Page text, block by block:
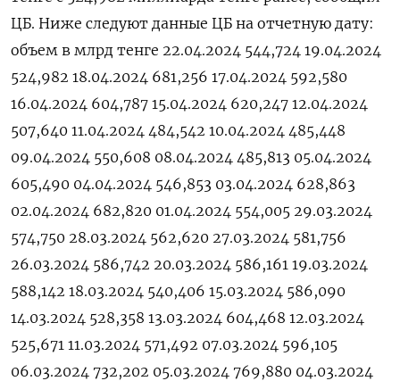
ЦБ. Ниже следуют данные ЦБ на отчетную дату:
объем в млрд тенге 22.04.2024 544,724 19.04.2024
524,982 18.04.2024 681,256 17.04.2024 592,580
16.04.2024 604,787 15.04.2024 620,247 12.04.2024
507,640 11.04.2024 484,542 10.04.2024 485,448
09.04.2024 550,608 08.04.2024 485,813 05.04.2024
605,490 04.04.2024 546,853 03.04.2024 628,863
02.04.2024 682,820 01.04.2024 554,005 29.03.2024
574,750 28.03.2024 562,620 27.03.2024 581,756
26.03.2024 586,742 20.03.2024 586,161 19.03.2024
588,142 18.03.2024 540,406 15.03.2024 586,090
14.03.2024 528,358 13.03.2024 604,468 12.03.2024
525,671 11.03.2024 571,492 07.03.2024 596,105
06.03.2024 732,202 05.03.2024 769,880 04.03.2024